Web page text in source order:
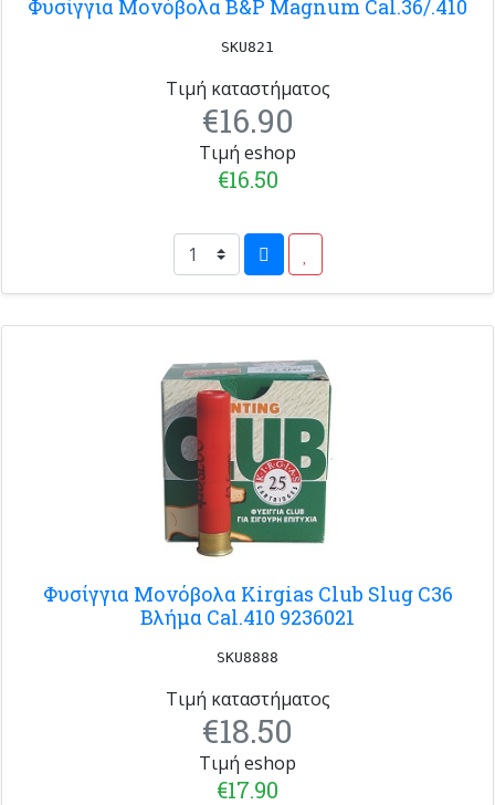
Φυσίγγια Μονόβολα B&P Magnum Cal.36/.410
SKU821
Τιμή καταστήματος
€16.90
Τιμή eshop
€16.50
Φυσίγγια Μονόβολα Kirgias Club Slug C36
Βλήμα Cal.410 9236021
SKU8888
Τιμή καταστήματος
€18.50
Τιμή eshop
€17.90